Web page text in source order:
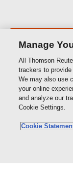
製品＆サービス
Manage
All Thomson
trackers to
We may also use
your online
and analyze our
Cookie Settings.
Cookie